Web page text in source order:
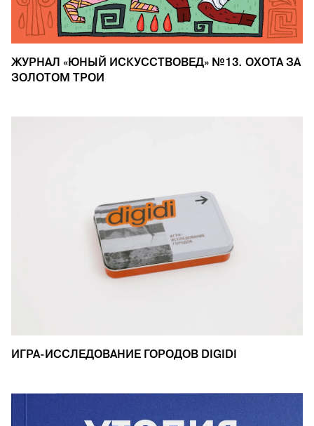
ЖУРНАЛ «ЮНЫЙ ИСКУССТВОВЕД» №13. ОХОТА ЗА
ЗОЛОТОМ ТРОИ
ИГРА-ИССЛЕДОВАНИЕ ГОРОДОВ DIGIDI